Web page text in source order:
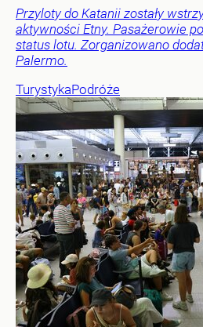
Przyloty do Katanii zostały
aktywności Etny. Pasażerowie
status lotu. Zorganizowano
Palermo.
TurystykaPodróże